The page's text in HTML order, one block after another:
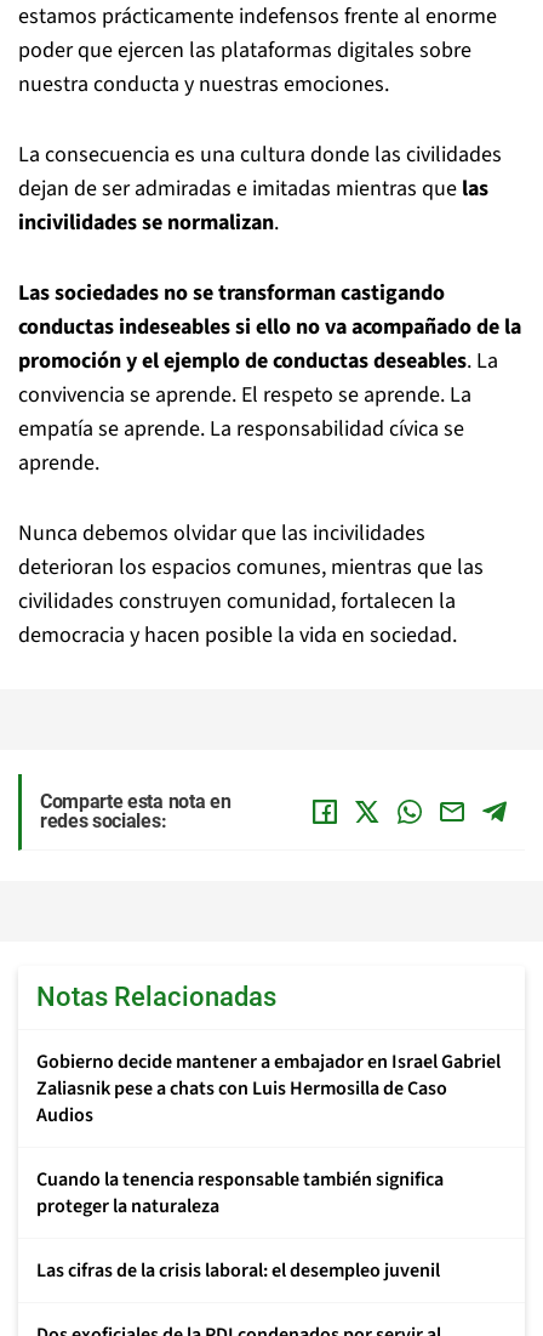
estamos prácticamente indefensos frente al enorme
poder que ejercen las plataformas digitales sobre
nuestra conducta y nuestras emociones.
La consecuencia es una cultura donde las civilidades
dejan de ser admiradas e imitadas mientras que las
incivilidades se normalizan.
Las sociedades no se transforman castigando
conductas indeseables si ello no va acompañado de la
promoción y el ejemplo de conductas deseables. La
convivencia se aprende. El respeto se aprende. La
empatía se aprende. La responsabilidad cívica se
aprende.
Nunca debemos olvidar que las incivilidades
deterioran los espacios comunes, mientras que las
civilidades construyen comunidad, fortalecen la
democracia y hacen posible la vida en sociedad.
Comparte esta nota en
redes sociales:
Notas Relacionadas
Gobierno decide mantener a embajador en Israel Gabriel
Zaliasnik pese a chats con Luis Hermosilla de Caso
Audios
Cuando la tenencia responsable también significa
proteger la naturaleza
Las cifras de la crisis laboral: el desempleo juvenil